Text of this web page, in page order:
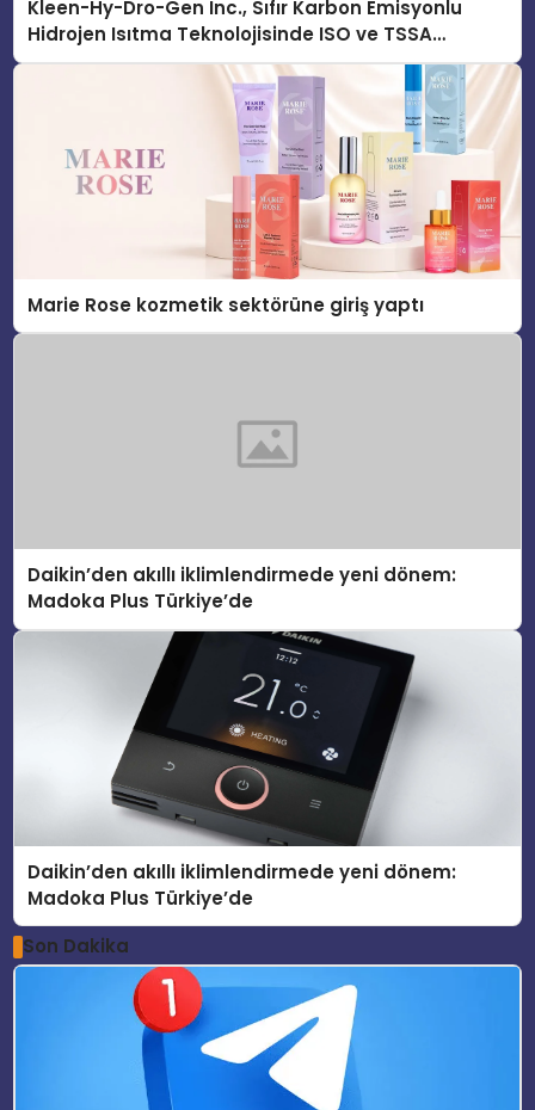
Kleen-Hy-Dro-Gen Inc., Sıfır Karbon Emisyonlu
Hidrojen Isıtma Teknolojisinde ISO ve TSSA
Düzenleyici Onaylarını Aldı
Marie Rose kozmetik sektörüne giriş yaptı
Daikin’den akıllı iklimlendirmede yeni dönem:
Madoka Plus Türkiye’de
Daikin’den akıllı iklimlendirmede yeni dönem:
Madoka Plus Türkiye’de
Son Dakika